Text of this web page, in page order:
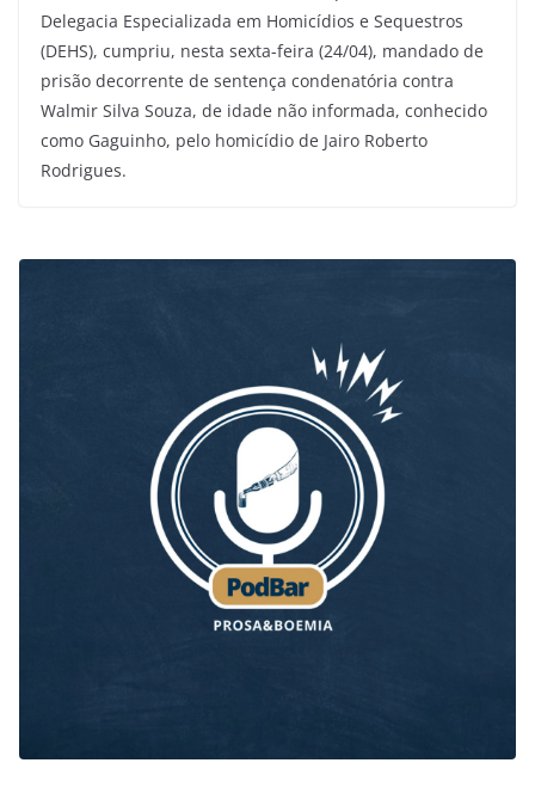
Delegacia Especializada em Homicídios e Sequestros
(DEHS), cumpriu, nesta sexta-feira (24/04), mandado de
prisão decorrente de sentença condenatória contra
Walmir Silva Souza, de idade não informada, conhecido
como Gaguinho, pelo homicídio de Jairo Roberto
Rodrigues.